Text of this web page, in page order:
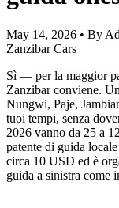
May 14, 2026 • By
Zanzibar Cars
Sì — per la maggior
Zanzibar conviene.
Nungwi, Paje,
tuoi tempi, senza
2026 vanno da 25 a
patente di guida
circa 10 USD ed è
guida a sinistra come